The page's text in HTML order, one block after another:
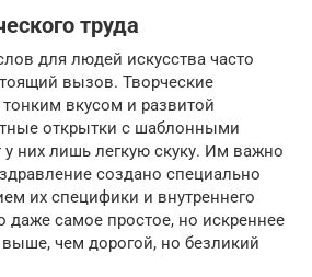
труда
для людей искусства часто
вызов. Творческие
вкусом и развитой
открытки с шаблонными
них лишь легкую скуку. Им важно
создано специально
их специфики и внутреннего
даже самое простое, но искреннее
чем дорогой, но безликий